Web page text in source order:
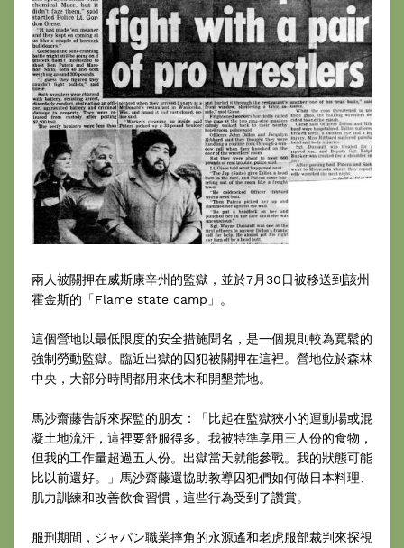
兩人被關押在威斯康辛州的監獄，並於7月30日被移送到該州
霍金斯的「Flame state camp」。
這個營地以最低限度的安全措施聞名，是一個規則較為寬鬆的
強制勞動監獄。臨近出獄的囚犯被關押在這裡。營地位於森林
中央，大部分時間都用來伐木和開墾荒地。
馬沙齋藤告訴來探監的朋友：「比起在監獄狹小的運動場或混
凝土地流汗，這裡要舒服得多。我被特準享用三人份的食物，
但我的工作量超過五人份。出獄當天就能參戰。我的狀態可能
比以前還好。」馬沙齋藤還協助教導囚犯們如何做日本料理、
肌力訓練和改善飲食習慣，這些行為受到了讚賞。
服刑期間，ジャパン職業摔角的永源遙和老虎服部裁判來探視